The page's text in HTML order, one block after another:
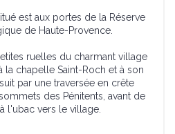
est aux portes de la Réserve
de Haute-Provence.
ruelles du charmant village
la chapelle Saint-Roch et à son
par une traversée en crête
des Pénitents, avant de
l'ubac vers le village.